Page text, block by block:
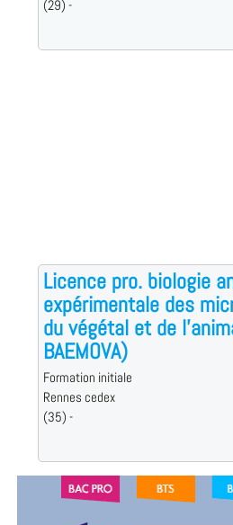
(29) -
Licence pro. biologie
expérimentale des
du végétal et de
BAEMOVA)
Formation initiale
Rennes cedex
(35) -